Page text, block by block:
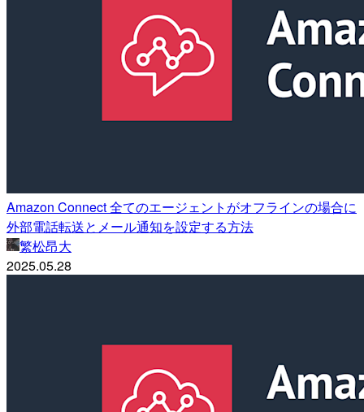
Amazon Connect 全てのエージェントがオフラインの場合に
外部電話転送とメール通知を設定する方法
繁松昂大
2025.05.28